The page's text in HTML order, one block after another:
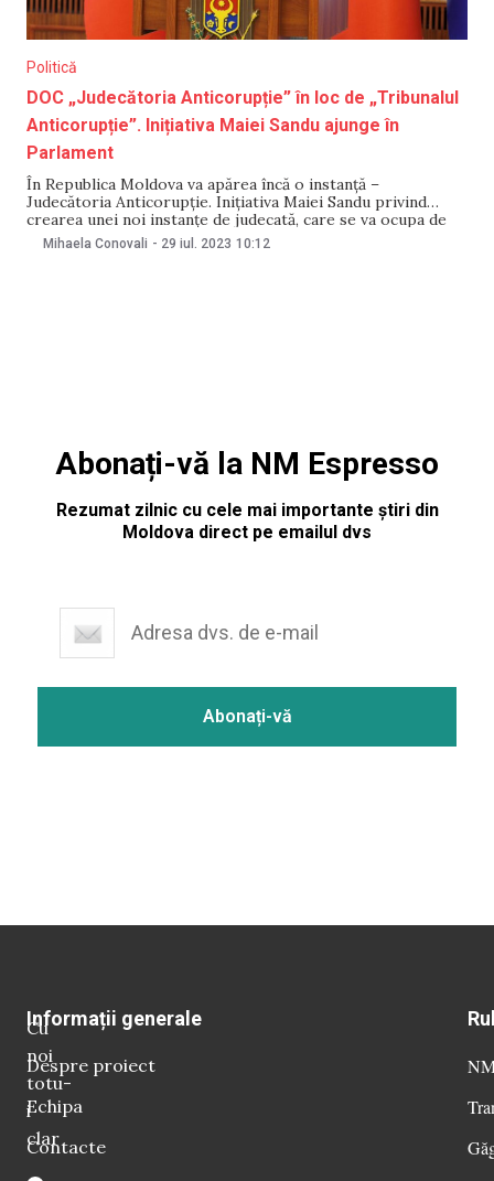
Politică
DOC „Judecătoria Anticorupție” în loc de „Tribunalul
Anticorupție”. Inițiativa Maiei Sandu ajunge în
Parlament
În Republica Moldova va apărea încă o instanță –
Judecătoria Anticorupție. Inițiativa Maiei Sandu privind
crearea unei noi instanțe de judecată, care se va ocupa de
cazurile de corupție, a fost trimisă în Parlament. De
Mihaela Conovali - 29 iul. 2023 10:12
Abonați-vă la NM Espresso
Rezumat zilnic cu cele mai importante știri din
Moldova direct pe emailul dvs
Cu
noi
totu-
i
clar
Informații generale
Despre proiect
Echipa
Contacte